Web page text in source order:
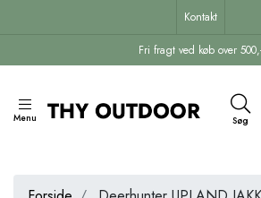
Fri fragt ved køb over
Kontakt
Menu Søg